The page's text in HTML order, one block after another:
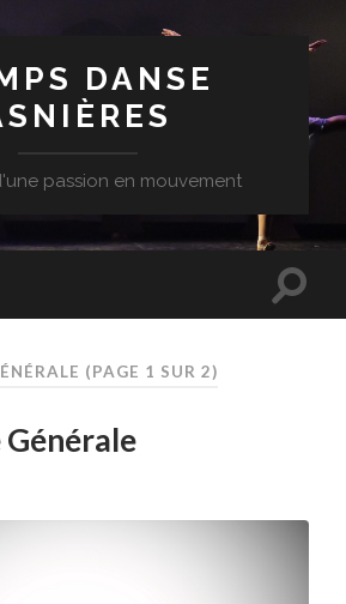
DANSE
passion en mouvement
(PAGE 1 SUR 2)